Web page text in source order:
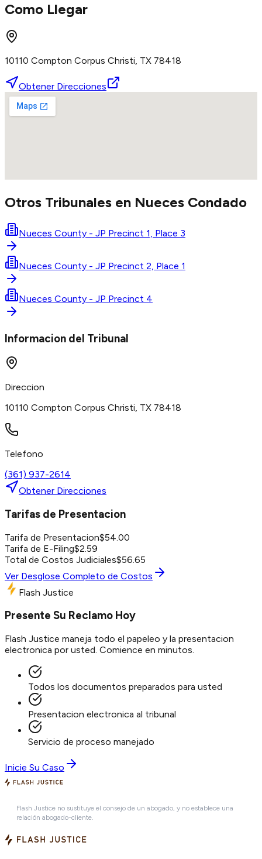
Como Llegar
10110 Compton Corpus Christi, TX 78418
Obtener Direcciones
Otros Tribunales en Nueces Condado
Nueces County - JP Precinct 1, Place 3
Nueces County - JP Precinct 2, Place 1
Nueces County - JP Precinct 4
Informacion del Tribunal
Direccion
10110 Compton Corpus Christi, TX 78418
Telefono
(361) 937-2614
Obtener Direcciones
Tarifas de Presentacion
Tarifa de Presentacion$54.00
Tarifa de E-Filing$2.59
Total de Costos Judiciales$56.65
Ver Desglose Completo de Costos
Flash Justice
Presente Su Reclamo Hoy
Flash Justice maneja todo el papeleo y la presentacion
electronica por usted. Comience en minutos.
Todos los documentos preparados para usted
Presentacion electronica al tribunal
Servicio de proceso manejado
Inicie Su Caso
Flash Justice no sustituye el consejo de un abogado, y no establece una
relación abogado-cliente.